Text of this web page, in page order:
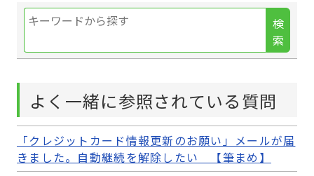
検
索
よく一緒に参照されている質問
「クレジットカード情報更新のお願い」メールが届
きました。自動継続を解除したい 【筆まめ】